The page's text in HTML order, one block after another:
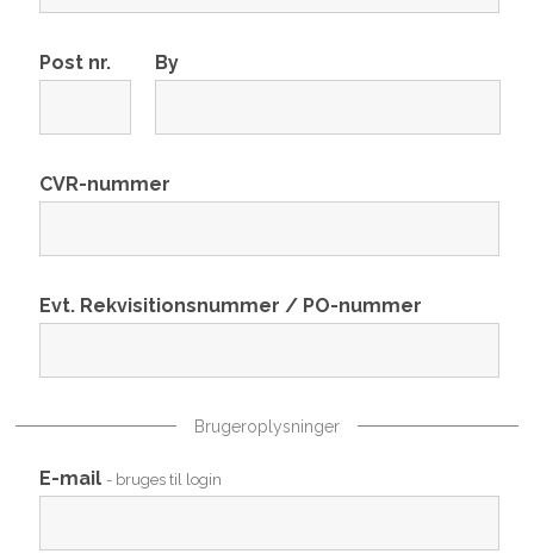
Post nr. By
CVR-nummer
Evt. Rekvisitionsnummer / PO-nummer
Brugeroplysninger
E-mail - bruges til login